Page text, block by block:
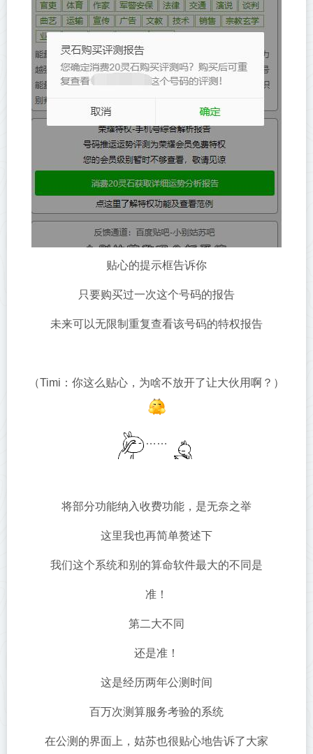
贴心的提示框告诉你
只要购买过一次这个号码的报告
未来可以无限制重复查看该号码的特权报告
（Timi：你这么贴心，为啥不放开了让大伙用啊？）
……
将部分功能纳入收费功能，是无奈之举
这里我也再简单赘述下
我们这个系统和别的算命软件最大的不同是
准！
第二大不同
还是准！
这是经历两年公测时间
百万次测算服务考验的系统
在公测的界面上，姑苏也很贴心地告诉了大家